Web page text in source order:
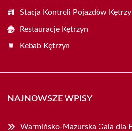
Stacja Kontroli Pojazdów
Restauracje Kętrzyn
Kebab Kętrzyn
NAJNOWSZE WPISY
Warmińsko-Mazurska Gala dla